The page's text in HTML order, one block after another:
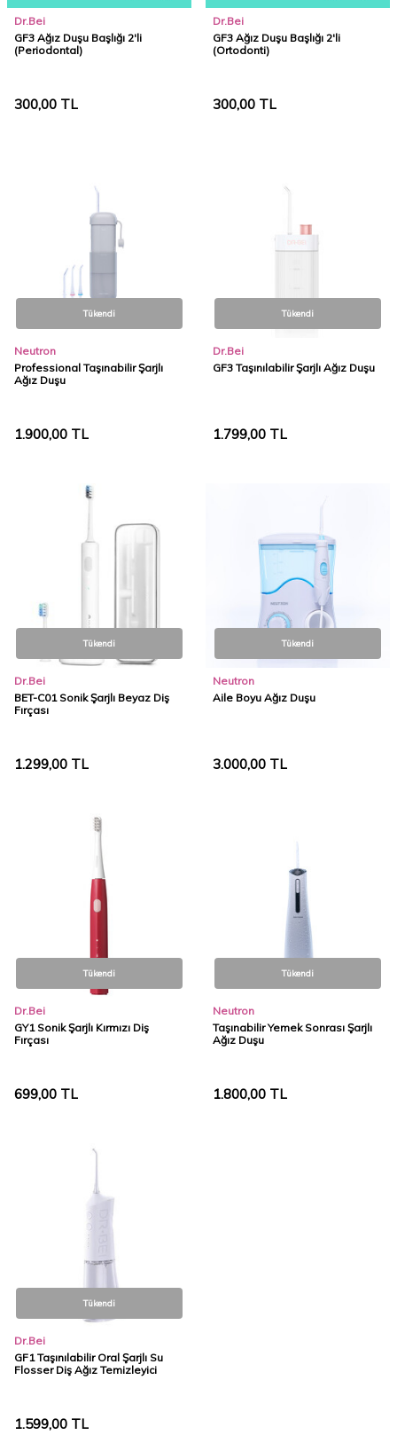
Dr.Bei
GF3 Ağız Duşu Başlığı 2'li
(Periodontal)
300,00 TL
Dr.Bei
GF3 Ağız Duşu Başlığı 2'li
(Ortodonti)
300,00 TL
Tükendi
Neutron
Professional Taşınabilir Şarjlı
Ağız Duşu
1.900,00 TL
Tükendi
Dr.Bei
GF3 Taşınılabilir Şarjlı Ağız Duşu
1.799,00 TL
Tükendi
Dr.Bei
BET-C01 Sonik Şarjlı Beyaz Diş
Fırçası
1.299,00 TL
Tükendi
Neutron
Aile Boyu Ağız Duşu
3.000,00 TL
Tükendi
Dr.Bei
GY1 Sonik Şarjlı Kırmızı Diş
Fırçası
699,00 TL
Tükendi
Neutron
Taşınabilir Yemek Sonrası Şarjlı
Ağız Duşu
1.800,00 TL
Tükendi
Dr.Bei
GF1 Taşınılabilir Oral Şarjlı Su
Flosser Diş Ağız Temizleyici
1.599,00 TL